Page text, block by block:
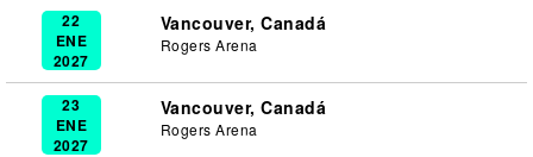
22
ENE
2027
Vancouver, Canadá
Rogers Arena
23
ENE
2027
Vancouver, Canadá
Rogers Arena